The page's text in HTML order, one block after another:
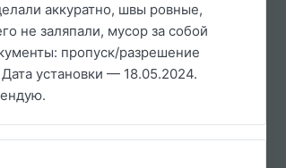
аккуратно, швы ровные,
не заляпали, мусор за собой
пропуск/разрешение
установки — 18.05.2024.